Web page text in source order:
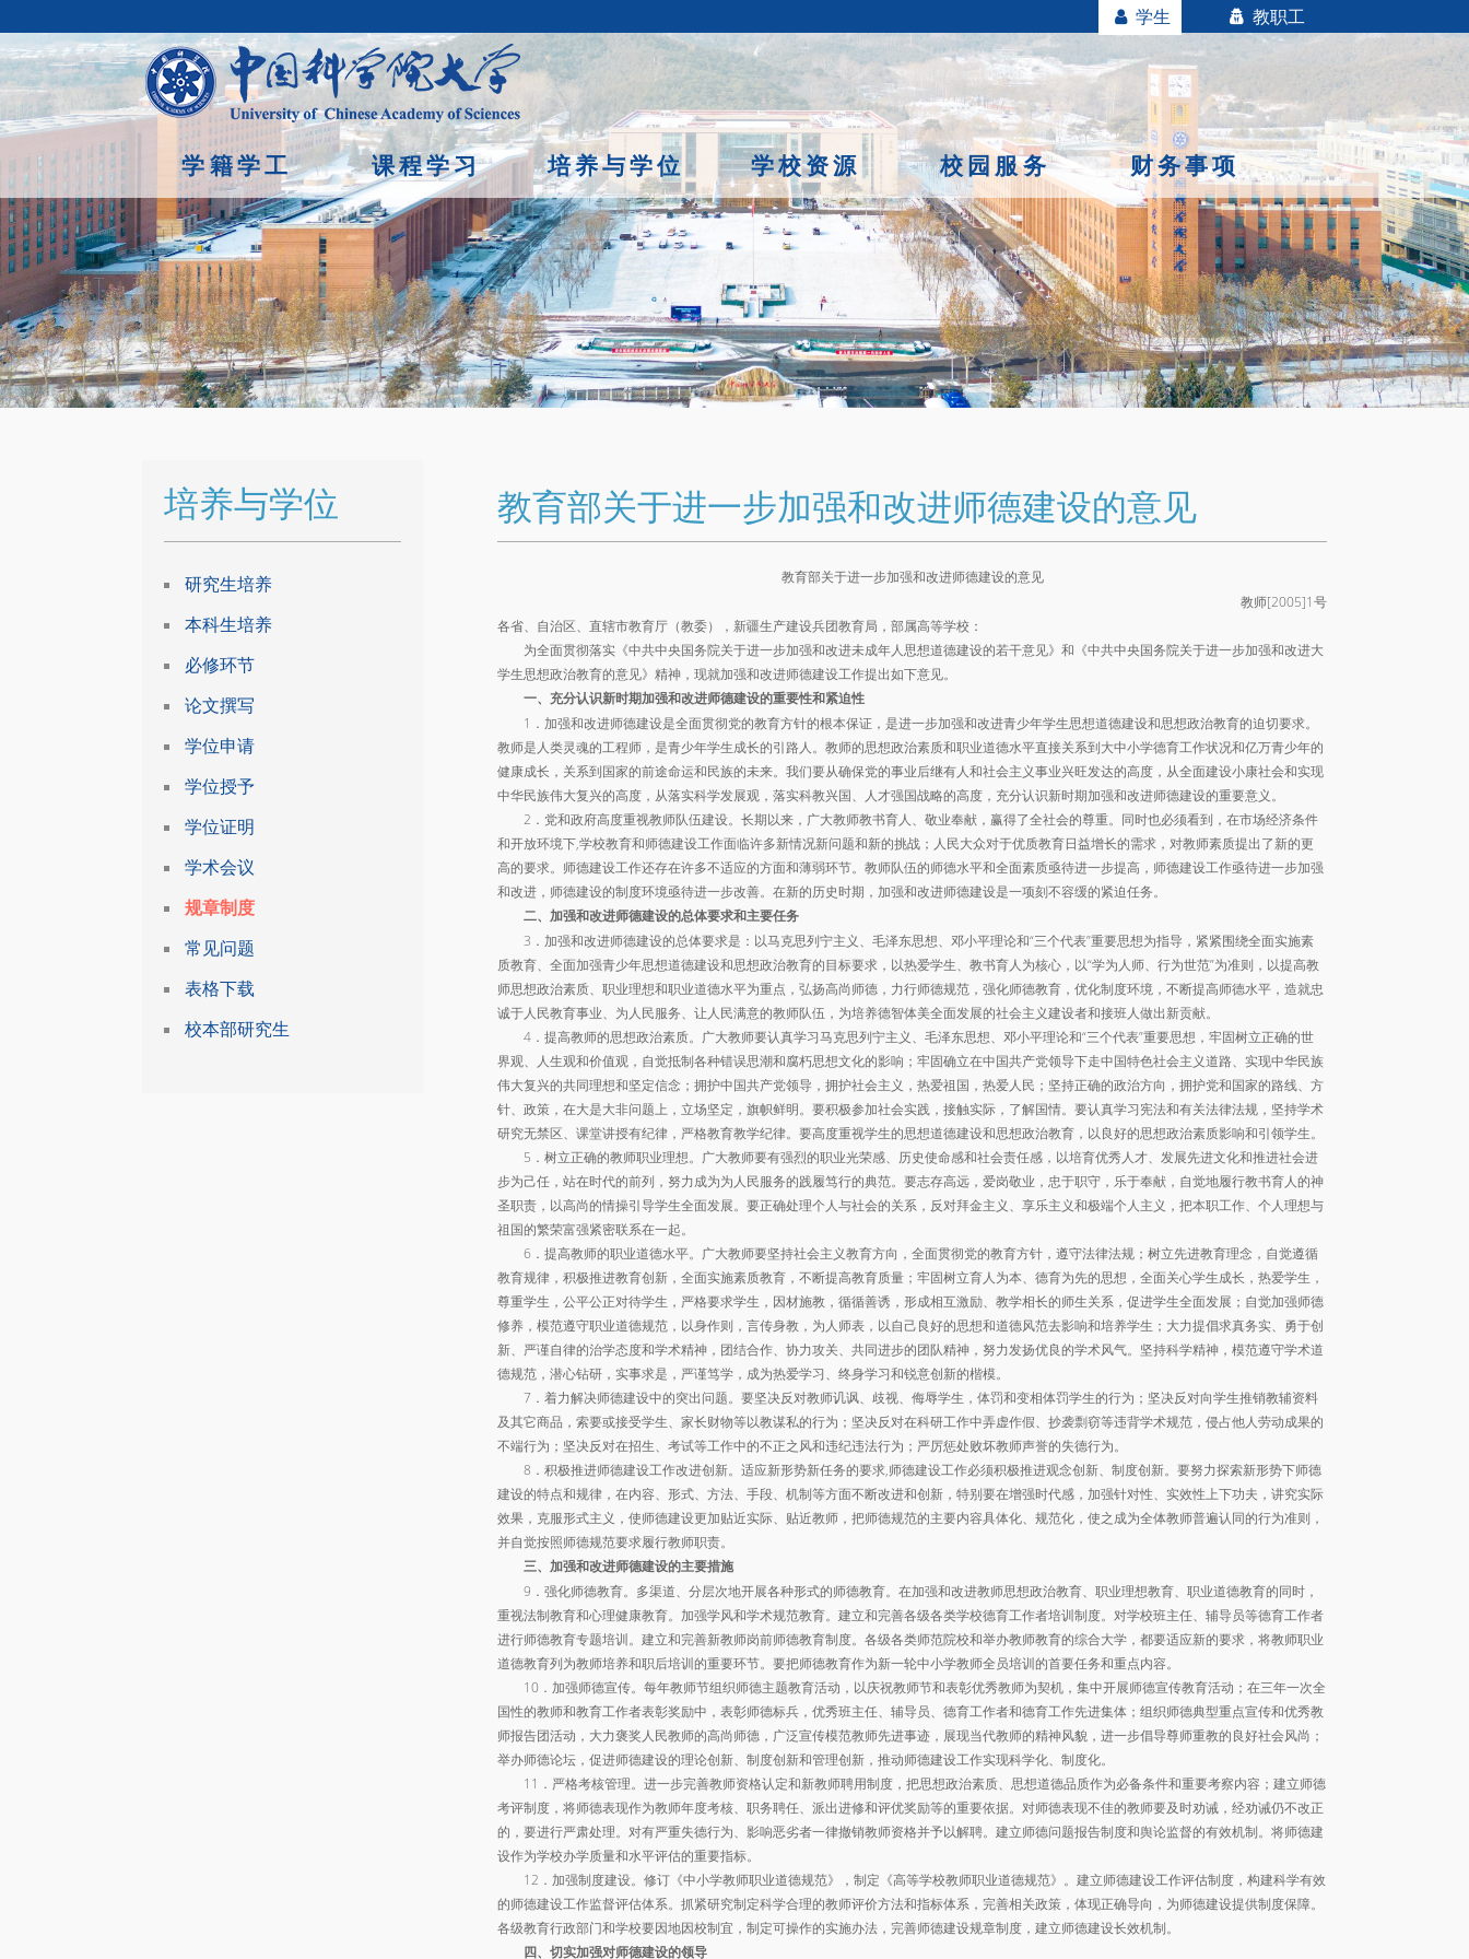
学生 教职工
学籍学工 课程学习 培养与学位 学校资源 校园服务 财务事项
首页/培养与学位 /规章制度
教育部关于进一步加强和改进师德建设的意见
教育部关于进一步加强和改进师德建设的意见
教师[2005]1号
各省、自治区、直辖市教育厅（教委），新疆生产建设兵团教育局，部属高等学校：
为全面贯彻落实《中共中央国务院关于进一步加强和改进未成年人思想道德建设的若干意见》和《中共中央国务院关于进一步加强和改进大
学生思想政治教育的意见》精神，现就加强和改进师德建设工作提出如下意见。
一、充分认识新时期加强和改进师德建设的重要性和紧迫性
1．加强和改进师德建设是全面贯彻党的教育方针的根本保证，是进一步加强和改进青少年学生思想道德建设和思想政治教育的迫切要求。
教师是人类灵魂的工程师，是青少年学生成长的引路人。教师的思想政治素质和职业道德水平直接关系到大中小学德育工作状况和亿万青少年的
健康成长，关系到国家的前途命运和民族的未来。我们要从确保党的事业后继有人和社会主义事业兴旺发达的高度，从全面建设小康社会和实现
中华民族伟大复兴的高度，从落实科学发展观，落实科教兴国、人才强国战略的高度，充分认识新时期加强和改进师德建设的重要意义。
2．党和政府高度重视教师队伍建设。长期以来，广大教师教书育人、敬业奉献，赢得了全社会的尊重。同时也必须看到，在市场经济条件
和开放环境下,学校教育和师德建设工作面临许多新情况新问题和新的挑战；人民大众对于优质教育日益增长的需求，对教师素质提出了新的更
高的要求。师德建设工作还存在许多不适应的方面和薄弱环节。教师队伍的师德水平和全面素质亟待进一步提高，师德建设工作亟待进一步加强
和改进，师德建设的制度环境亟待进一步改善。在新的历史时期，加强和改进师德建设是一项刻不容缓的紧迫任务。
二、加强和改进师德建设的总体要求和主要任务
3．加强和改进师德建设的总体要求是：以马克思列宁主义、毛泽东思想、邓小平理论和“三个代表”重要思想为指导，紧紧围绕全面实施素
质教育、全面加强青少年思想道德建设和思想政治教育的目标要求，以热爱学生、教书育人为核心，以“学为人师、行为世范”为准则，以提高教
师思想政治素质、职业理想和职业道德水平为重点，弘扬高尚师德，力行师德规范，强化师德教育，优化制度环境，不断提高师德水平，造就忠
诚于人民教育事业、为人民服务、让人民满意的教师队伍，为培养德智体美全面发展的社会主义建设者和接班人做出新贡献。
4．提高教师的思想政治素质。广大教师要认真学习马克思列宁主义、毛泽东思想、邓小平理论和“三个代表”重要思想，牢固树立正确的世
界观、人生观和价值观，自觉抵制各种错误思潮和腐朽思想文化的影响；牢固确立在中国共产党领导下走中国特色社会主义道路、实现中华民族
伟大复兴的共同理想和坚定信念；拥护中国共产党领导，拥护社会主义，热爱祖国，热爱人民；坚持正确的政治方向，拥护党和国家的路线、方
针、政策，在大是大非问题上，立场坚定，旗帜鲜明。要积极参加社会实践，接触实际，了解国情。要认真学习宪法和有关法律法规，坚持学术
研究无禁区、课堂讲授有纪律，严格教育教学纪律。要高度重视学生的思想道德建设和思想政治教育，以良好的思想政治素质影响和引领学生。
5．树立正确的教师职业理想。广大教师要有强烈的职业光荣感、历史使命感和社会责任感，以培育优秀人才、发展先进文化和推进社会进
步为己任，站在时代的前列，努力成为为人民服务的践履笃行的典范。要志存高远，爱岗敬业，忠于职守，乐于奉献，自觉地履行教书育人的神
圣职责，以高尚的情操引导学生全面发展。要正确处理个人与社会的关系，反对拜金主义、享乐主义和极端个人主义，把本职工作、个人理想与
祖国的繁荣富强紧密联系在一起。
6．提高教师的职业道德水平。广大教师要坚持社会主义教育方向，全面贯彻党的教育方针，遵守法律法规；树立先进教育理念，自觉遵循
教育规律，积极推进教育创新，全面实施素质教育，不断提高教育质量；牢固树立育人为本、德育为先的思想，全面关心学生成长，热爱学生，
尊重学生，公平公正对待学生，严格要求学生，因材施教，循循善诱，形成相互激励、教学相长的师生关系，促进学生全面发展；自觉加强师德
修养，模范遵守职业道德规范，以身作则，言传身教，为人师表，以自己良好的思想和道德风范去影响和培养学生；大力提倡求真务实、勇于创
新、严谨自律的治学态度和学术精神，团结合作、协力攻关、共同进步的团队精神，努力发扬优良的学术风气。坚持科学精神，模范遵守学术道
德规范，潜心钻研，实事求是，严谨笃学，成为热爱学习、终身学习和锐意创新的楷模。
7．着力解决师德建设中的突出问题。要坚决反对教师讥讽、歧视、侮辱学生，体罚和变相体罚学生的行为；坚决反对向学生推销教辅资料
及其它商品，索要或接受学生、家长财物等以教谋私的行为；坚决反对在科研工作中弄虚作假、抄袭剽窃等违背学术规范，侵占他人劳动成果的
不端行为；坚决反对在招生、考试等工作中的不正之风和违纪违法行为；严厉惩处败坏教师声誉的失德行为。
8．积极推进师德建设工作改进创新。适应新形势新任务的要求,师德建设工作必须积极推进观念创新、制度创新。要努力探索新形势下师德
建设的特点和规律，在内容、形式、方法、手段、机制等方面不断改进和创新，特别要在增强时代感，加强针对性、实效性上下功夫，讲究实际
效果，克服形式主义，使师德建设更加贴近实际、贴近教师，把师德规范的主要内容具体化、规范化，使之成为全体教师普遍认同的行为准则，
并自觉按照师德规范要求履行教师职责。
三、加强和改进师德建设的主要措施
9．强化师德教育。多渠道、分层次地开展各种形式的师德教育。在加强和改进教师思想政治教育、职业理想教育、职业道德教育的同时，
重视法制教育和心理健康教育。加强学风和学术规范教育。建立和完善各级各类学校德育工作者培训制度。对学校班主任、辅导员等德育工作者
进行师德教育专题培训。建立和完善新教师岗前师德教育制度。各级各类师范院校和举办教师教育的综合大学，都要适应新的要求，将教师职业
道德教育列为教师培养和职后培训的重要环节。要把师德教育作为新一轮中小学教师全员培训的首要任务和重点内容。
10．加强师德宣传。每年教师节组织师德主题教育活动，以庆祝教师节和表彰优秀教师为契机，集中开展师德宣传教育活动；在三年一次全
国性的教师和教育工作者表彰奖励中，表彰师德标兵，优秀班主任、辅导员、德育工作者和德育工作先进集体；组织师德典型重点宣传和优秀教
师报告团活动，大力褒奖人民教师的高尚师德，广泛宣传模范教师先进事迹，展现当代教师的精神风貌，进一步倡导尊师重教的良好社会风尚；
举办师德论坛，促进师德建设的理论创新、制度创新和管理创新，推动师德建设工作实现科学化、制度化。
11．严格考核管理。进一步完善教师资格认定和新教师聘用制度，把思想政治素质、思想道德品质作为必备条件和重要考察内容；建立师德
考评制度，将师德表现作为教师年度考核、职务聘任、派出进修和评优奖励等的重要依据。对师德表现不佳的教师要及时劝诫，经劝诫仍不改正
的，要进行严肃处理。对有严重失德行为、影响恶劣者一律撤销教师资格并予以解聘。建立师德问题报告制度和舆论监督的有效机制。将师德建
设作为学校办学质量和水平评估的重要指标。
12．加强制度建设。修订《中小学教师职业道德规范》，制定《高等学校教师职业道德规范》。建立师德建设工作评估制度，构建科学有效
的师德建设工作监督评估体系。抓紧研究制定科学合理的教师评价方法和指标体系，完善相关政策，体现正确导向，为师德建设提供制度保障。
各级教育行政部门和学校要因地因校制宜，制定可操作的实施办法，完善师德建设规章制度，建立师德建设长效机制。
四、切实加强对师德建设的领导
培养与学位
研究生培养
本科生培养
必修环节
论文撰写
学位申请
学位授予
学位证明
学术会议
规章制度
常见问题
表格下载
校本部研究生